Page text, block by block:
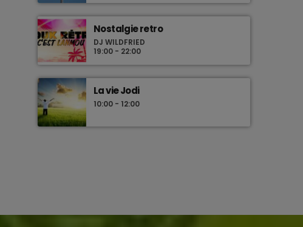
Nostalgie retro
DJ WILDFRIED
19:00 - 22:00
La vie Jodi
10:00 - 12:00